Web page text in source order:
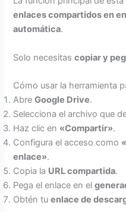
enlaces compartidos en
automática.
Solo necesitascopiar y
Cómo usar la herramienta
AbreGoogle Drive.
Selecciona el archivo que
Haz clic en «Compartir».
Configura el acceso como
enlace».
Copia la URL compartida.
Pega el enlace en el
Obtén tuenlace de